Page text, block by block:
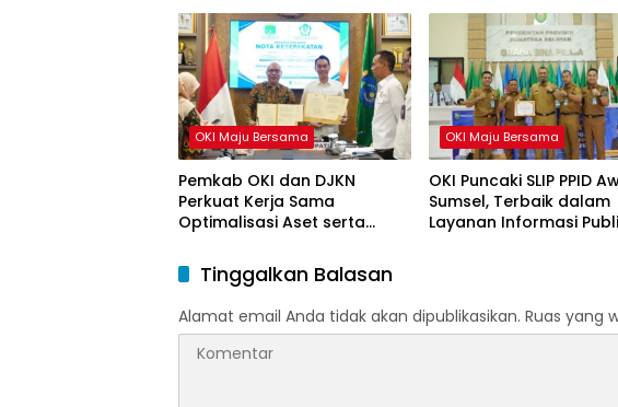
OKI Maju Bersama
Pemkab OKI dan DJKN
Perkuat Kerja Sama
Optimalisasi Aset serta
OKI Maju Bersama
OKI Puncaki SLIP PPID
Sumsel, Terbaik dalam
Layanan Informasi
Tinggalkan Balasan
Alamat email Anda tidak akan dipublikasikan. Ruas yang